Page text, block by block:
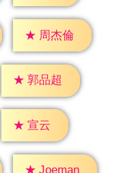
★ 周杰倫
★ 郭品超
★ 宣云
★ Joeman